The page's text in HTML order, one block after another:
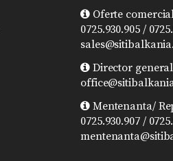
Oferte
0725.930.905 /
Director
Mentenanta/
0725.930.907 /